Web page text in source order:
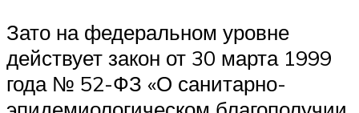
Зато на федеральном уровне
действует закон от 30 марта 1999
года № 52-ФЗ «О санитарно-